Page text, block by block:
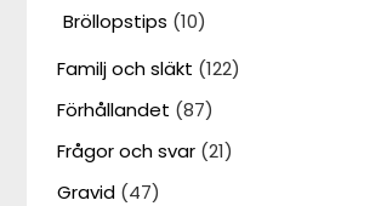
Bröllopstips (10)
Familj och släkt (122)
Förhållandet (87)
Frågor och svar (21)
Gravid (47)